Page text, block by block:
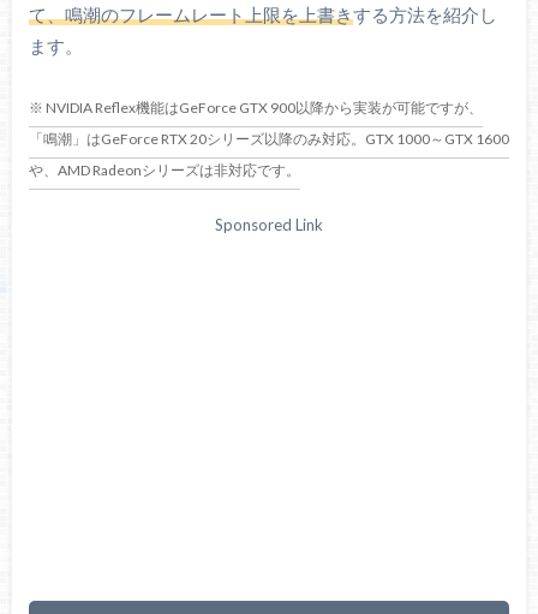
て、鳴潮のフレームレート上限を上書きする方法を紹介し
ます。
※ NVIDIA Reflex機能はGeForce GTX 900以降から実装が可能ですが、
「鳴潮」はGeForce RTX 20シリーズ以降のみ対応。GTX 1000～GTX 1600
や、AMD Radeonシリーズは非対応です。
Sponsored Link